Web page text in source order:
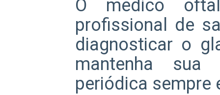
O médico
profissional de
diagnosticar o
mantenha sua
periódica sempre